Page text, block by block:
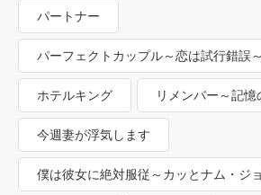
パートナー
パーフェクトカップル～恋は試行錯誤～
ホテルキング リメンバー～記憶
今週妻が浮気します
僕は彼女に絶対服従～カッとナム・ジ